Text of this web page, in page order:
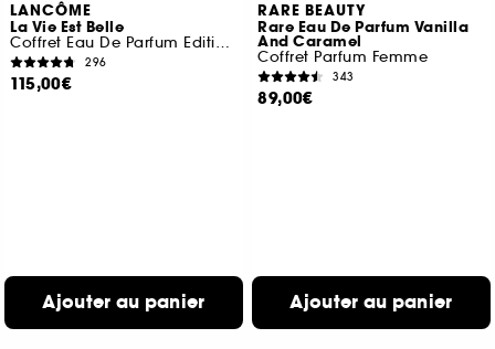
LANCÔME
La Vie Est Belle
Coffret Eau De Parfum Edition Limitée Fête Des Mères
296
115,00€
Ajouter au panier
RARE BEAUTY
Rare Eau De Parfum Vanilla
And Caramel
Coffret Parfum Femme
343
89,00€
Ajouter au panier